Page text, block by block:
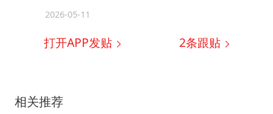
2026-05-11
打开APP发贴 2条跟贴
相关推荐